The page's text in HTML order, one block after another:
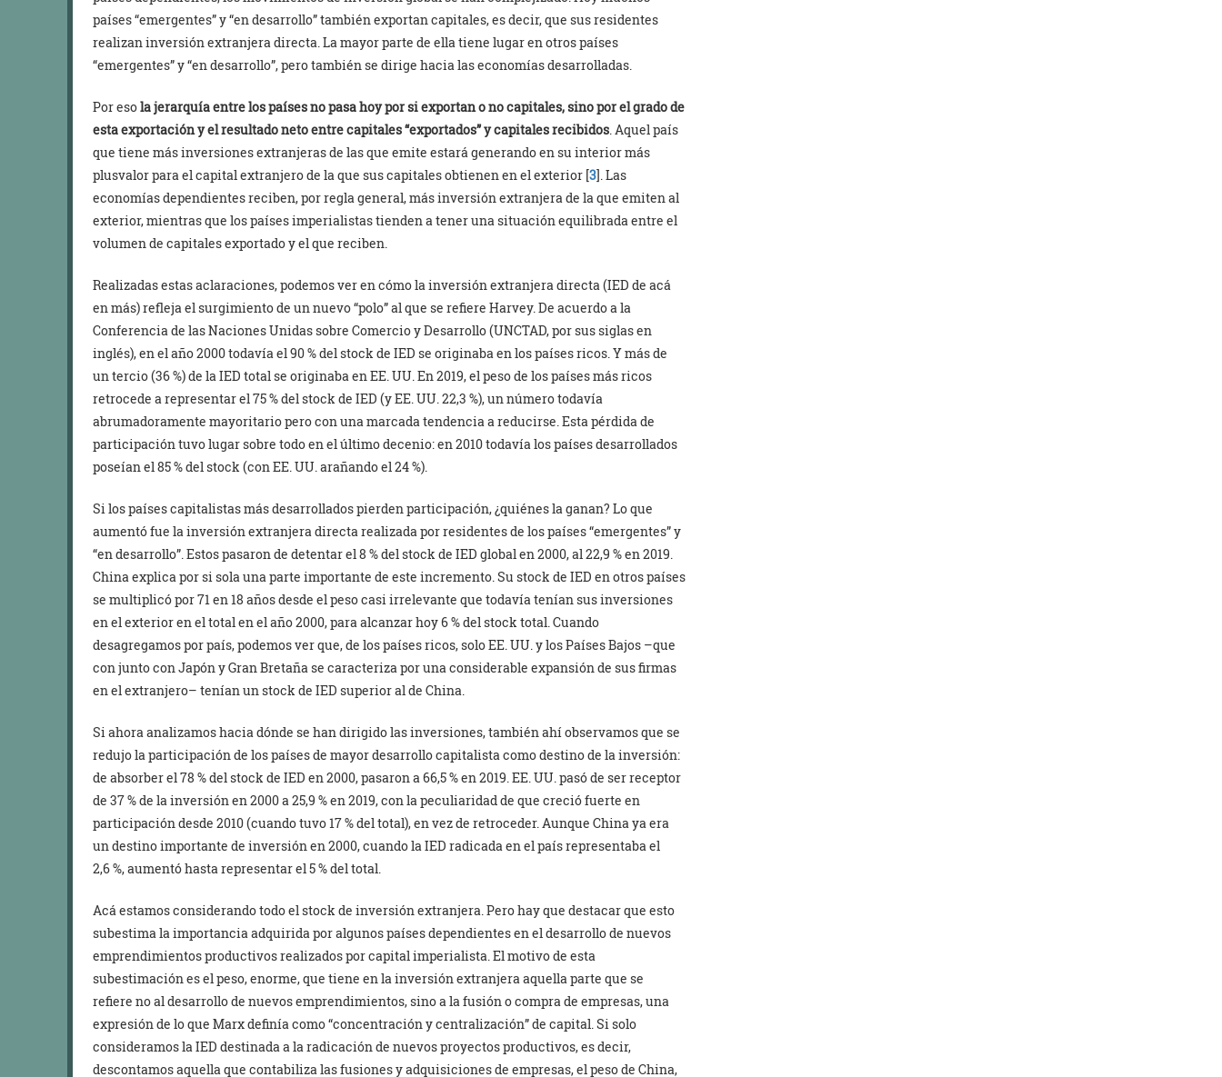
países “emergentes” y “en desarrollo” también exportan capitales, es decir, que sus residentes
realizan inversión extranjera directa. La mayor parte de ella tiene lugar en otros países
“emergentes” y “en desarrollo”, pero también se dirige hacia las economías desarrolladas.
Por esola jerarquía entre los países no pasa hoy por si exportan o no capitales, sino por el grado de
esta exportación y el resultado neto entre capitales “exportados” y capitales recibidos. Aquel país
que tiene más inversiones extranjeras de las que emite estará generando en su interior más
plusvalor para el capital extranjero de la que sus capitales obtienen en el exterior [3]. Las
economías dependientes reciben, por regla general, más inversión extranjera de la que emiten al
exterior, mientras que los países imperialistas tienden a tener una situación equilibrada entre el
volumen de capitales exportado y el que reciben.
Realizadas estas aclaraciones, podemos ver en cómo la inversión extranjera directa (IED de acá
en más) refleja el surgimiento de un nuevo “polo” al que se refiere Harvey. De acuerdo a la
Conferencia de las Naciones Unidas sobre Comercio y Desarrollo (UNCTAD, por sus siglas en
inglés), en el año 2000 todavía el 90 % del stock de IED se originaba en los países ricos. Y más de
un tercio (36 %) de la IED total se originaba en EE. UU. En 2019, el peso de los países más ricos
retrocede a representar el 75 % del stock de IED (y EE. UU. 22,3 %), un número todavía
abrumadoramente mayoritario pero con una marcada tendencia a reducirse. Esta pérdida de
participación tuvo lugar sobre todo en el último decenio: en 2010 todavía los países desarrollados
poseían el 85 % del stock (con EE. UU. arañando el 24 %).
Si los países capitalistas más desarrollados pierden participación, ¿quiénes la ganan? Lo que
aumentó fue la inversión extranjera directa realizada por residentes de los países “emergentes” y
“en desarrollo”. Estos pasaron de detentar el 8 % del stock de IED global en 2000, al 22,9 % en 2019.
China explica por si sola una parte importante de este incremento. Su stock de IED en otros países
se multiplicó por 71 en 18 años desde el peso casi irrelevante que todavía tenían sus inversiones
en el exterior en el total en el año 2000, para alcanzar hoy 6 % del stock total. Cuando
desagregamos por país, podemos ver que, de los países ricos, solo EE. UU. y los Países Bajos –que
con junto con Japón y Gran Bretaña se caracteriza por una considerable expansión de sus firmas
en el extranjero– tenían un stock de IED superior al de China.
Si ahora analizamos hacia dónde se han dirigido las inversiones, también ahí observamos que se
redujo la participación de los países de mayor desarrollo capitalista como destino de la inversión:
de absorber el 78 % del stock de IED en 2000, pasaron a 66,5 % en 2019. EE. UU. pasó de ser receptor
de 37 % de la inversión en 2000 a 25,9 % en 2019, con la peculiaridad de que creció fuerte en
participación desde 2010 (cuando tuvo 17 % del total), en vez de retroceder. Aunque China ya era
un destino importante de inversión en 2000, cuando la IED radicada en el país representaba el
2,6 %, aumentó hasta representar el 5 % del total.
Acá estamos considerando todo el stock de inversión extranjera. Pero hay que destacar que esto
subestima la importancia adquirida por algunos países dependientes en el desarrollo de nuevos
emprendimientos productivos realizados por capital imperialista. El motivo de esta
subestimación es el peso, enorme, que tiene en la inversión extranjera aquella parte que se
refiere no al desarrollo de nuevos emprendimientos, sino a la fusión o compra de empresas, una
expresión de lo que Marx definía como “concentración y centralización” de capital. Si solo
consideramos la IED destinada a la radicación de nuevos proyectos productivos, es decir,
descontamos aquella que contabiliza las fusiones y adquisiciones de empresas, el peso de China,